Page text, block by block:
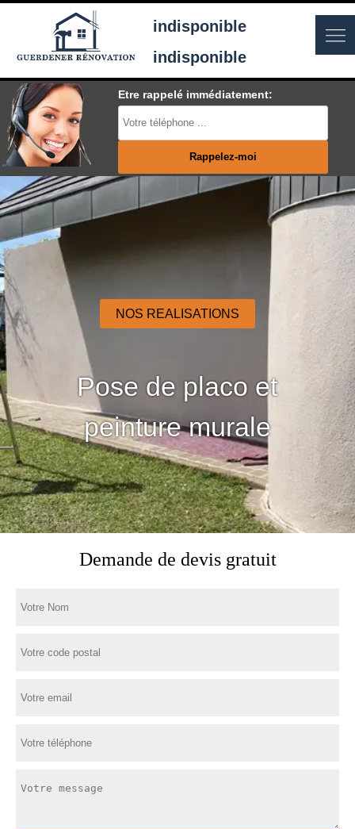
indisponible
indisponible
Etre rappelé immédiatement:
NOS REALISATIONS
Pose de placo et
peinture murale
Demande de devis gratuit